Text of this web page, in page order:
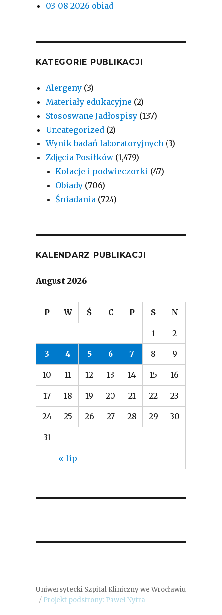
03-08-2026 obiad
KATEGORIE PUBLIKACJI
Alergeny (3)
Materiały edukacyjne (2)
Stososwane Jadłospisy (137)
Uncategorized (2)
Wynik badań laboratoryjnych (3)
Zdjęcia Posiłków (1,479)
Kolacje i podwieczorki (47)
Obiady (706)
Śniadania (724)
KALENDARZ PUBLIKACJI
August 2026
P W Ś C P S N
« lip
1 2
3 4 5 6 7 8 9
10 11 12 13 14 15 16
17 18 19 20 21 22 23
24 25 26 27 28 29 30
31
Uniwersytecki Szpital Kliniczny we Wrocławiu
Projekt podstrony: Paweł Nytra